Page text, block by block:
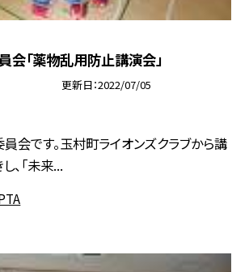
「薬物乱用防止講演会」
更新日 2022/07/05
会です。玉村町ライオンズクラブから講
、「未来...